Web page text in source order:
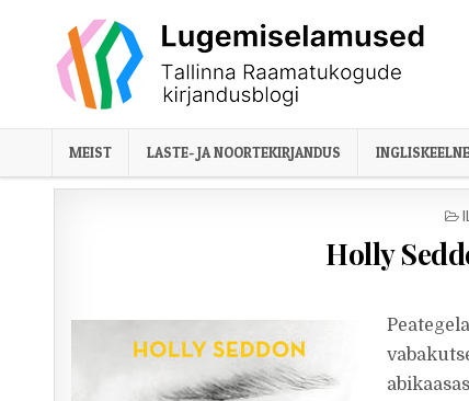
MEIST LASTE- JA NOORTEKIRJANDUS
Holly